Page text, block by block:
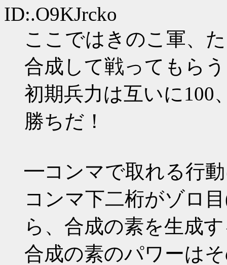
ID:.O9KJrcko
ここではきのこ軍、
合成して戦ってもらう
初期兵力は互いに100
勝ちだ！
━コンマで取れる行
コンマ下二桁がゾロ
ら、合成の素を生成
合成の素のパワーは